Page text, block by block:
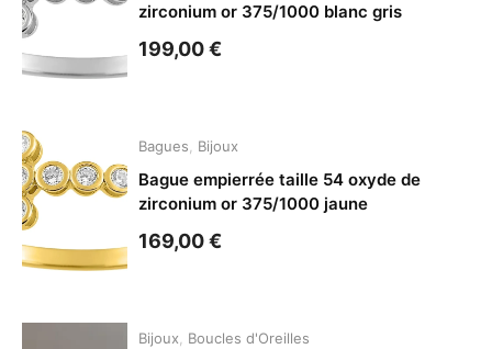
zirconium or 375/1000 blanc gris
199,00€
Bagues Bijoux
Bague empierrée taille 54 oxyde de
zirconium or 375/1000 jaune
169,00€
Bijoux Boucles d'Oreilles